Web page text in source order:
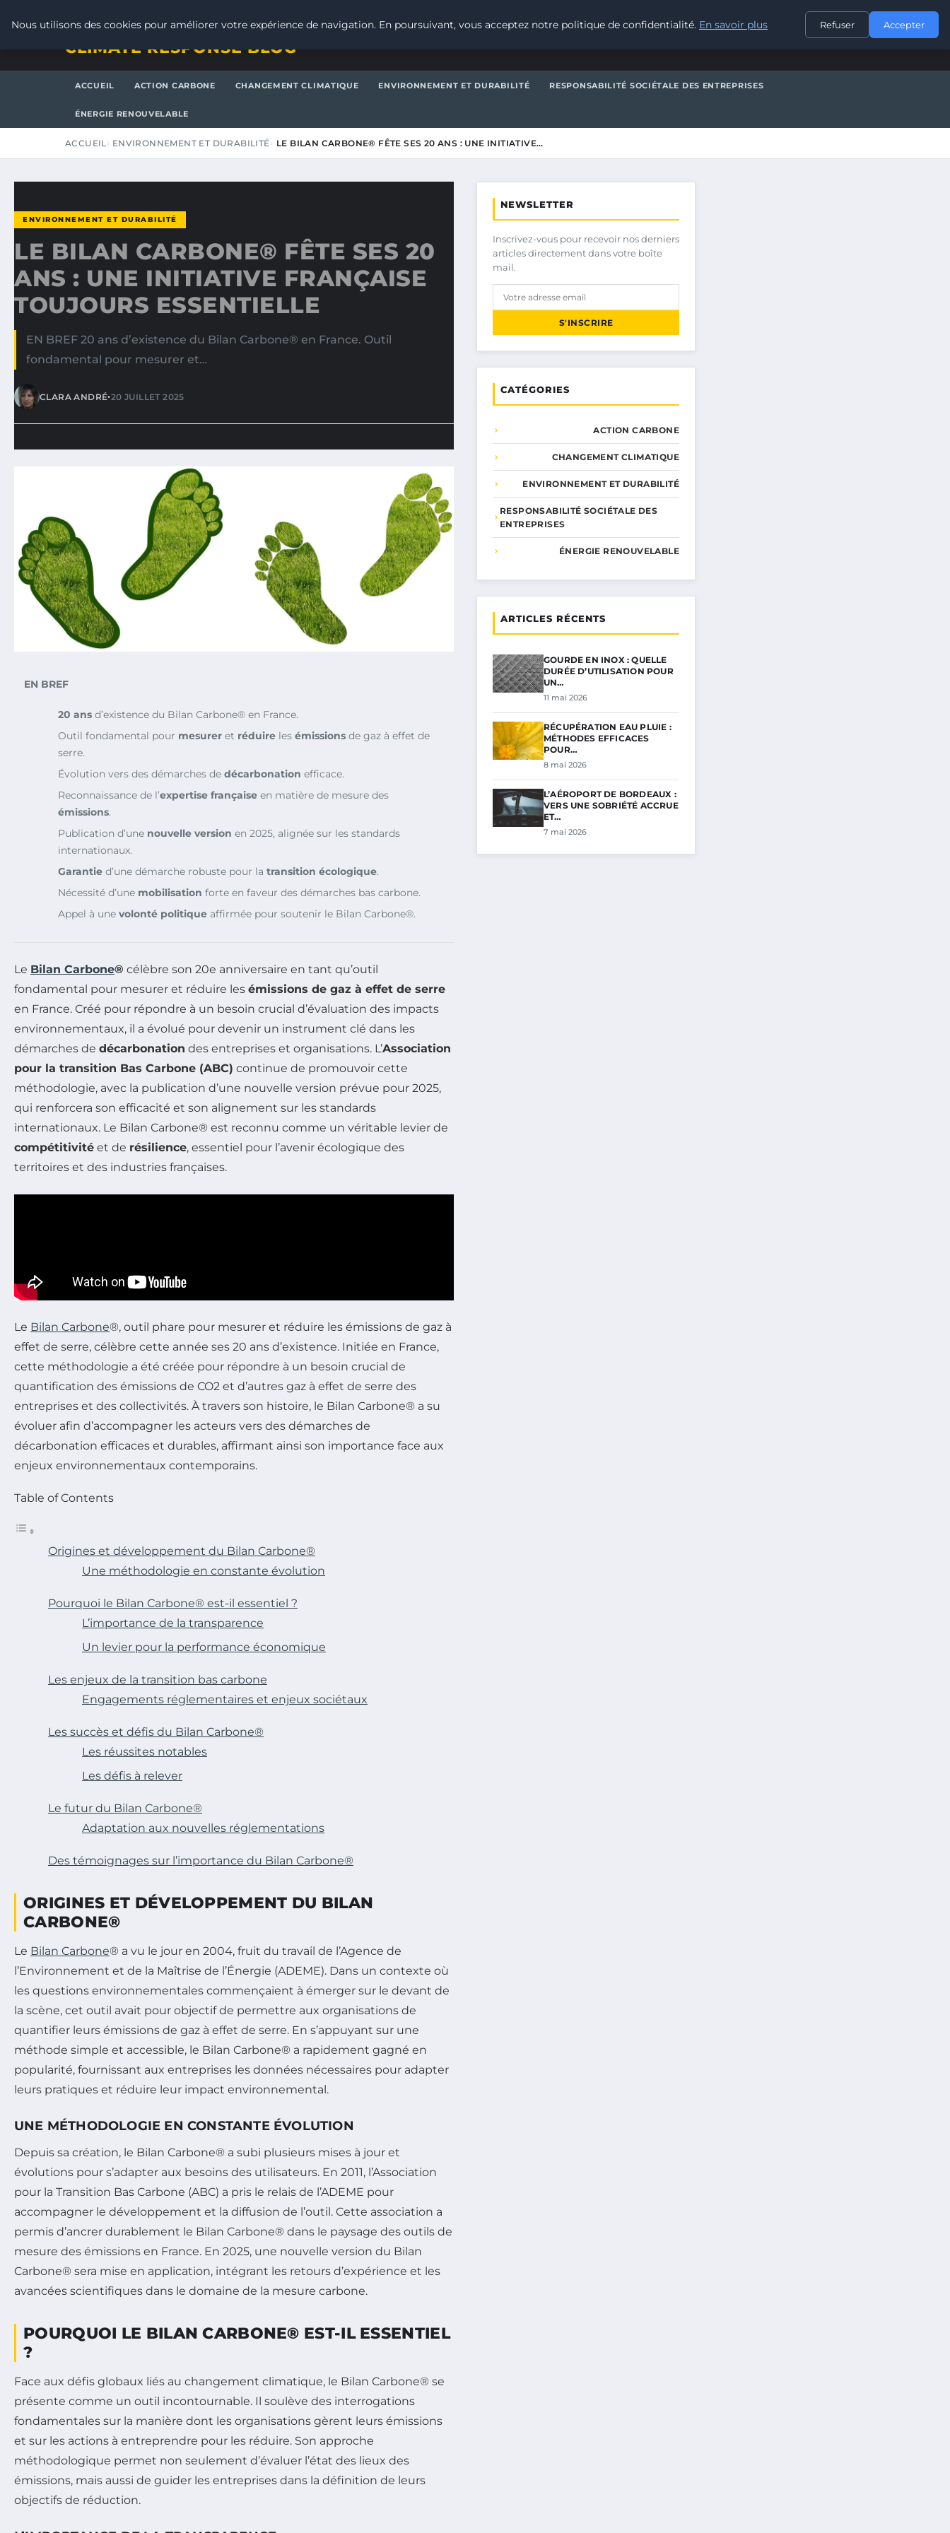
CONTACT
CLIMATE RESPONSE BLOG
ACCUEIL ACTION CARBONE CHANGEMENT CLIMATIQUE ENVIRONNEMENT ET DURABILITÉ RESPONSABILITÉ SOCIÉTALE DES ENTREPRISES
ÉNERGIE RENOUVELABLE
ACCUEIL ENVIRONNEMENT ET DURABILITÉ LE BILAN CARBONE® FÊTE SES 20 ANS : UNE INITIATIVE…
ENVIRONNEMENT ET DURABILITÉ
LE BILAN CARBONE® FÊTE SES 20
ANS : UNE INITIATIVE FRANÇAISE
TOUJOURS ESSENTIELLE
EN BREF 20 ans d’existence du Bilan Carbone® en France. Outil
fondamental pour mesurer et…
CLARA ANDRÉ•20 JUILLET 2025
EN BREF
20 ans d’existence du Bilan Carbone® en France.
Outil fondamental pour mesurer et réduire les émissions de gaz à effet de
serre.
Évolution vers des démarches de décarbonation efficace.
Reconnaissance de l’expertise française en matière de mesure des
émissions.
Publication d’une nouvelle version en 2025, alignée sur les standards
internationaux.
Garantie d’une démarche robuste pour la transition écologique.
Nécessité d’une mobilisation forte en faveur des démarches bas carbone.
Appel à une volonté politique affirmée pour soutenir le Bilan Carbone®.
Le Bilan Carbone® célèbre son 20e anniversaire en tant qu’outil
fondamental pour mesurer et réduire les émissions de gaz à effet de serre
en France. Créé pour répondre à un besoin crucial d’évaluation des impacts
environnementaux, il a évolué pour devenir un instrument clé dans les
démarches de décarbonation des entreprises et organisations. L’Association
pour la transition Bas Carbone (ABC) continue de promouvoir cette
méthodologie, avec la publication d’une nouvelle version prévue pour 2025,
qui renforcera son efficacité et son alignement sur les standards
internationaux. Le Bilan Carbone® est reconnu comme un véritable levier de
compétitivité et de résilience, essentiel pour l’avenir écologique des
territoires et des industries françaises.
Le Bilan Carbone®, outil phare pour mesurer et réduire les émissions de gaz à
effet de serre, célèbre cette année ses 20 ans d’existence. Initiée en France,
cette méthodologie a été créée pour répondre à un besoin crucial de
quantification des émissions de CO2 et d’autres gaz à effet de serre des
entreprises et des collectivités. À travers son histoire, le Bilan Carbone® a su
évoluer afin d’accompagner les acteurs vers des démarches de
décarbonation efficaces et durables, affirmant ainsi son importance face aux
enjeux environnementaux contemporains.
Table of Contents
Origines et développement du Bilan Carbone®
Une méthodologie en constante évolution
Pourquoi le Bilan Carbone® est-il essentiel ?
L’importance de la transparence
Un levier pour la performance économique
Les enjeux de la transition bas carbone
Engagements réglementaires et enjeux sociétaux
Les succès et défis du Bilan Carbone®
Les réussites notables
Les défis à relever
Le futur du Bilan Carbone®
Adaptation aux nouvelles réglementations
Des témoignages sur l’importance du Bilan Carbone®
ORIGINES ET DÉVELOPPEMENT DU BILAN
CARBONE®
Le Bilan Carbone® a vu le jour en 2004, fruit du travail de l’Agence de
l’Environnement et de la Maîtrise de l’Énergie (ADEME). Dans un contexte où
les questions environnementales commençaient à émerger sur le devant de
la scène, cet outil avait pour objectif de permettre aux organisations de
quantifier leurs émissions de gaz à effet de serre. En s’appuyant sur une
méthode simple et accessible, le Bilan Carbone® a rapidement gagné en
popularité, fournissant aux entreprises les données nécessaires pour adapter
leurs pratiques et réduire leur impact environnemental.
UNE MÉTHODOLOGIE EN CONSTANTE ÉVOLUTION
Depuis sa création, le Bilan Carbone® a subi plusieurs mises à jour et
évolutions pour s’adapter aux besoins des utilisateurs. En 2011, l’Association
pour la Transition Bas Carbone (ABC) a pris le relais de l’ADEME pour
accompagner le développement et la diffusion de l’outil. Cette association a
permis d’ancrer durablement le Bilan Carbone® dans le paysage des outils de
mesure des émissions en France. En 2025, une nouvelle version du Bilan
Carbone® sera mise en application, intégrant les retours d’expérience et les
avancées scientifiques dans le domaine de la mesure carbone.
POURQUOI LE BILAN CARBONE® EST-IL ESSENTIEL
?
Face aux défis globaux liés au changement climatique, le Bilan Carbone® se
présente comme un outil incontournable. Il soulève des interrogations
fondamentales sur la manière dont les organisations gèrent leurs émissions
et sur les actions à entreprendre pour les réduire. Son approche
méthodologique permet non seulement d’évaluer l’état des lieux des
émissions, mais aussi de guider les entreprises dans la définition de leurs
objectifs de réduction.
NEWSLETTER
Inscrivez-vous pour recevoir nos derniers
articles directement dans votre boîte
mail.
S'INSCRIRE
CATÉGORIES
ACTION CARBONE
CHANGEMENT CLIMATIQUE
ENVIRONNEMENT ET DURABILITÉ
RESPONSABILITÉ SOCIÉTALE DES
ENTREPRISES
ÉNERGIE RENOUVELABLE
ARTICLES RÉCENTS
GOURDE EN INOX : QUELLE
DURÉE D’UTILISATION POUR
UN…
11 mai 2026
RÉCUPÉRATION EAU PLUIE :
MÉTHODES EFFICACES
POUR…
8 mai 2026
L’AÉROPORT DE BORDEAUX :
VERS UNE SOBRIÉTÉ ACCRUE
ET…
7 mai 2026
Nous utilisons des cookies pour améliorer votre expérience de navigation. En poursuivant, vous acceptez notre politique de confidentialité. En savoir plus Refuser Accepter